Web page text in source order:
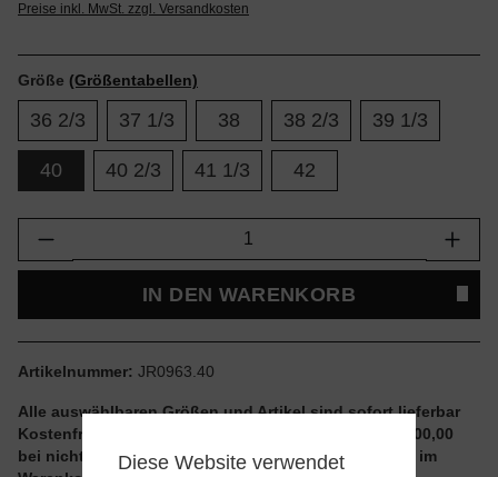
Preise inkl. MwSt. zzgl. Versandkosten
Größe (Größentabellen)
36 2/3 37 1/3 38 38 2/3 39 1/3
40 40 2/3 41 1/3 42
Produkt Anzahl: Gib den gewünschten
IN DEN WARENKORB
Artikelnummer: JR0963.40
Alle auswählbaren Größen und Artikel sind sofort lieferbar
Kostenfreier Versand ab einem Einkaufswert von € 100,00
bei nicht reduzierten Artikeln und ohne Aktionscode im
Diese Website verwendet